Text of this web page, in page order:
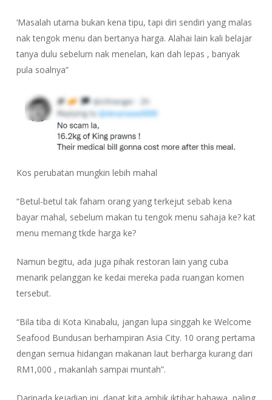
‘Masalah utama bukan kena tipu, tapi diri sendiri yang malas
nak tengok menu dan bertanya harga. Alahai lain kali belajar
tanya dulu sebelum nak menelan, kan dah lepas , banyak
pula soalnya”
Kos perubatan mungkin lebih mahal
“Betul-betul tak faham orang yang terkejut sebab kena
bayar mahal, sebelum makan tu tengok menu sahaja ke? kat
menu memang tkde harga ke?
Namun begitu, ada juga pihak restoran lain yang cuba
menarik pelanggan ke kedai mereka pada ruangan komen
tersebut.
“Bila tiba di Kota Kinabalu, jangan lupa singgah ke Welcome
Seafood Bundusan berhampiran Asia City. 10 orang pertama
dengan semua hidangan makanan laut berharga kurang dari
RM1,000 , makanlah sampai muntah”.